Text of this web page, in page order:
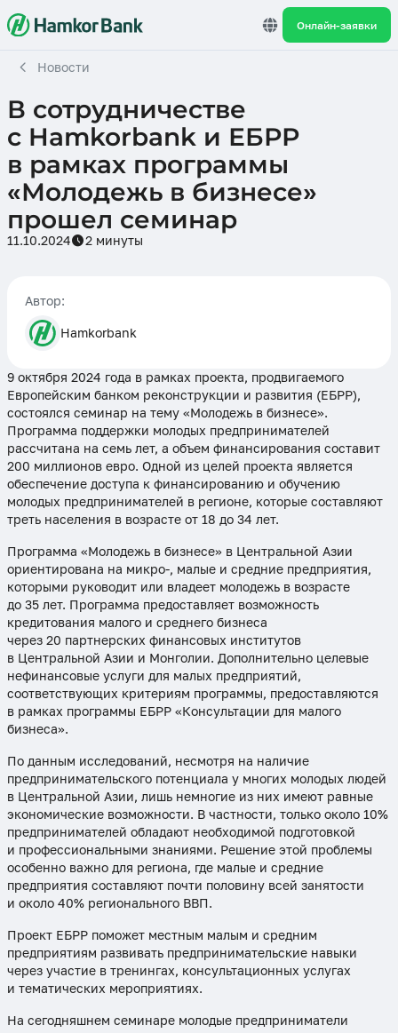
Онлайн-заявки
Новости
В сотрудничестве
с Hamkorbank и ЕБРР
в рамках программы
«Молодежь в бизнесе»
прошел семинар
11.10.2024 2 минуты
Автор:
Hamkorbank
9 октября 2024 года в рамках проекта, продвигаемого
Европейским банком реконструкции и развития (ЕБРР),
состоялся семинар на тему «Молодежь в бизнесе».
Программа поддержки молодых предпринимателей
рассчитана на семь лет, а объем финансирования составит
200 миллионов евро. Одной из целей проекта является
обеспечение доступа к финансированию и обучению
молодых предпринимателей в регионе, которые составляют
треть населения в возрасте от 18 до 34 лет.
Программа «Молодежь в бизнесе» в Центральной Азии
ориентирована на микро-, малые и средние предприятия,
которыми руководит или владеет молодежь в возрасте
до 35 лет. Программа предоставляет возможность
кредитования малого и среднего бизнеса
через 20 партнерских финансовых институтов
в Центральной Азии и Монголии. Дополнительно целевые
нефинансовые услуги для малых предприятий,
соответствующих критериям программы, предоставляются
в рамках программы ЕБРР «Консультации для малого
бизнеса».
По данным исследований, несмотря на наличие
предпринимательского потенциала у многих молодых людей
в Центральной Азии, лишь немногие из них имеют равные
экономические возможности. В частности, только около 10%
предпринимателей обладают необходимой подготовкой
и профессиональными знаниями. Решение этой проблемы
особенно важно для региона, где малые и средние
предприятия составляют почти половину всей занятости
и около 40% регионального ВВП.
Проект ЕБРР поможет местным малым и средним
предприятиям развивать предпринимательские навыки
через участие в тренингах, консультационных услугах
и тематических мероприятиях.
На сегодняшнем семинаре молодые предприниматели